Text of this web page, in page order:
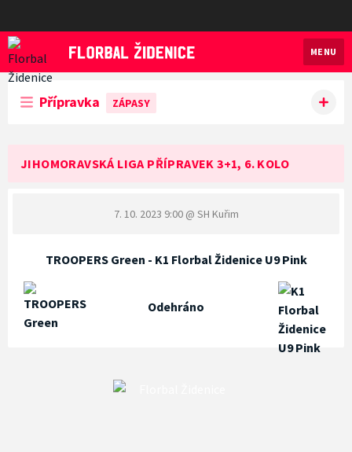
Florbal Židenice
MENU
Přípravka ZÁPASY
JIHOMORAVSKÁ LIGA PŘÍPRAVEK 3+1, 6. KOLO
7. 10. 2023 9:00@ SH Kuřim
TROOPERS Green - K1 Florbal Židenice U9 Pink
Odehráno